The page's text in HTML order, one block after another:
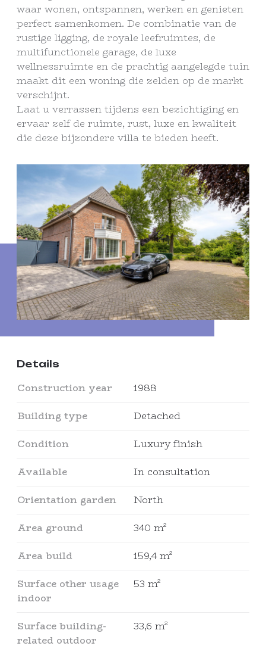
waar wonen, ontspannen, werken en genieten
perfect samenkomen. De combinatie van de
rustige ligging, de royale leefruimtes, de
multifunctionele garage, de luxe
wellnessruimte en de prachtig aangelegde tuin
maakt dit een woning die zelden op de markt
verschijnt.
Laat u verrassen tijdens een bezichtiging en
ervaar zelf de ruimte, rust, luxe en kwaliteit
die deze bijzondere villa te bieden heeft.
Details
Construction year
1988
Building type
Detached
Condition
Luxury finish
Available
In consultation
Orientation garden
North
Area ground
340 m²
Area build
159,4 m²
Surface other usage
indoor
53 m²
Surface building-
related outdoor
33,6 m²